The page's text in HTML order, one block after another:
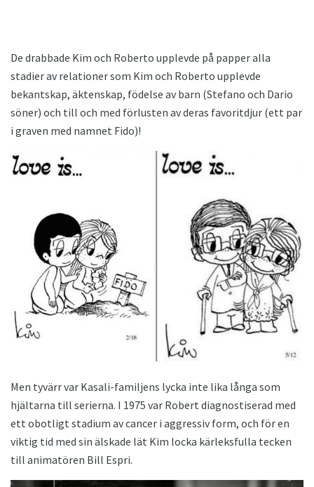
De drabbade Kim och Roberto upplevde på papper alla
stadier av relationer som Kim och Roberto upplevde
bekantskap, äktenskap, födelse av barn (Stefano och Dario
söner) och till och med förlusten av deras favoritdjur (ett par
i graven med namnet Fido)!
Men tyvärr var Kasali-familjens lycka inte lika långa som
hjältarna till serierna. I 1975 var Robert diagnostiserad med
ett obotligt stadium av cancer i aggressiv form, och för en
viktig tid med sin älskade lät Kim locka kärleksfulla tecken
till animatören Bill Espri.